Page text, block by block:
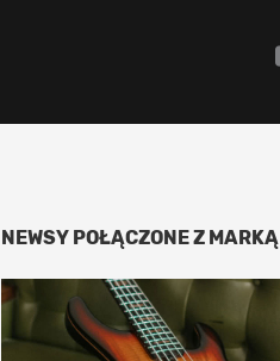
NEWSY POŁĄCZONE Z MARKĄ